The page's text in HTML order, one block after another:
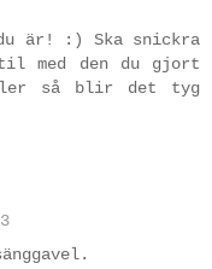
är! :) Ska snickra
med den du gjort
så blir det tyg